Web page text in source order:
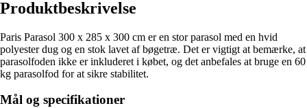
Produktbeskrivelse
Paris Parasol 300 x 285 x 300 cm er en stor parasol med en hvid
polyester dug og en stok lavet af bøgetræ. Det er vigtigt at bemærke, at
parasolfoden ikke er inkluderet i købet, og det anbefales at bruge en 60
kg parasolfod for at sikre stabilitet.
Mål og specifikationer